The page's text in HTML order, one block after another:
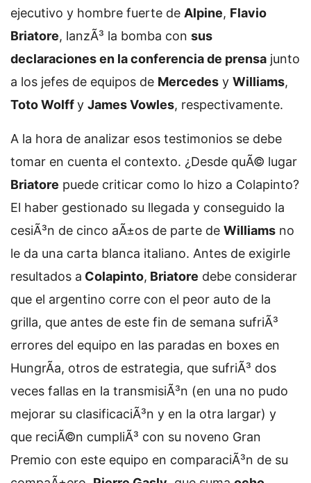
ejecutivo y hombre fuerte de Alpine, Flavio
Briatore, lanzÃ³ la bomba con sus
declaraciones en la conferencia de prensa junto
a los jefes de equipos de Mercedes y Williams,
Toto Wolffy James Vowles, respectivamente.
A la hora de analizar esos testimonios se debe
tomar en cuenta el contexto. ¿Desde quÃ© lugar
Briatore puede criticar como lo hizo a Colapinto?
El haber gestionado su llegada y conseguido la
cesiÃ³n de cinco aÃ±os de parte de Williams no
le da una carta blanca italiano. Antes de exigirle
resultados a Colapinto, Briatore debe considerar
que el argentino corre con el peor auto de la
grilla, que antes de este fin de semana sufriÃ³
errores del equipo en las paradas en boxes en
HungrÃ­a, otros de estrategia, que sufriÃ³ dos
veces fallas en la transmisiÃ³n (en una no pudo
mejorar su clasificaciÃ³n y en la otra largar) y
que reciÃ©n cumpliÃ³ con su noveno Gran
Premio con este equipo en comparaciÃ³n de su